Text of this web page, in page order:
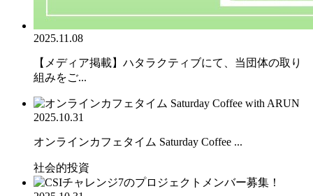
2025.11.08
【メディア掲載】ハタラクティブにて、当団体の取り
組みをご...
2025.10.31
オンラインカフェタイム Saturday Coffee ...
社会的投資